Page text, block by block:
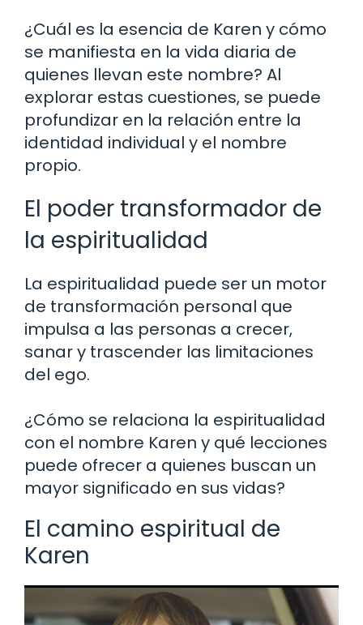
¿Cuál es la esencia de Karen y cómo
se manifiesta en la vida diaria de
quienes llevan este nombre? Al
explorar estas cuestiones, se puede
profundizar en la relación entre la
identidad individual y el nombre
propio.
El poder transformador de
la espiritualidad
La espiritualidad puede ser un motor
de transformación personal que
impulsa a las personas a crecer,
sanar y trascender las limitaciones
del ego.
¿Cómo se relaciona la espiritualidad
con el nombre Karen y qué lecciones
puede ofrecer a quienes buscan un
mayor significado en sus vidas?
El camino espiritual de
Karen